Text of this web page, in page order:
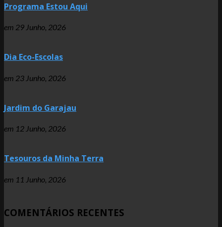
Programa Estou Aqui
em 29 Junho, 2026
Dia Eco-Escolas
em 23 Junho, 2026
Jardim do Garajau
em 12 Junho, 2026
Tesouros da Minha Terra
em 11 Junho, 2026
COMENTÁRIOS RECENTES